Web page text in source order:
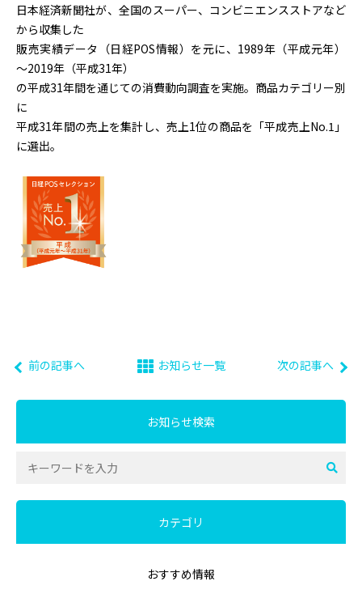
日本経済新聞社が、全国のスーパー、コンビニエンスストアなど
から収集した
販売実績データ（日経POS情報）を元に、1989年（平成元年）
～2019年（平成31年）
の平成31年間を通じての消費動向調査を実施。商品カテゴリー別
に
平成31年間の売上を集計し、売上1位の商品を「平成売上No.1」
に選出。
前の記事へ お知らせ一覧 次の記事へ
お知らせ検索
カテゴリ
おすすめ情報